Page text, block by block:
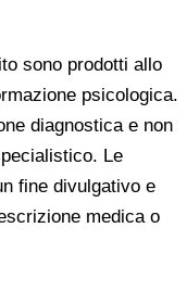
sono prodotti allo
psicologica.
diagnostica e non
Le
fine divulgativo e
medica o